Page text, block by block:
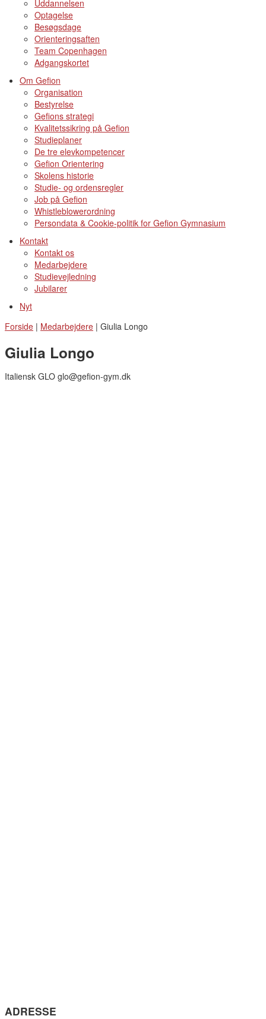
Uddannelsen
Optagelse
Besøgsdage
Orienteringsaften
Team Copenhagen
Adgangskortet
Om Gefion
Organisation
Bestyrelse
Gefions strategi
Kvalitetssikring på Gefion
Studieplaner
De tre elevkompetencer
Gefion Orientering
Skolens historie
Studie- og ordensregler
Job på Gefion
Whistleblowerordning
Persondata & Cookie-politik for Gefion Gymnasium
Kontakt
Kontakt os
Medarbejdere
Studievejledning
Jubilarer
Nyt
Forside | Medarbejdere | Giulia Longo
Giulia Longo
Italiensk GLO glo@gefion-gym.dk
ADRESSE